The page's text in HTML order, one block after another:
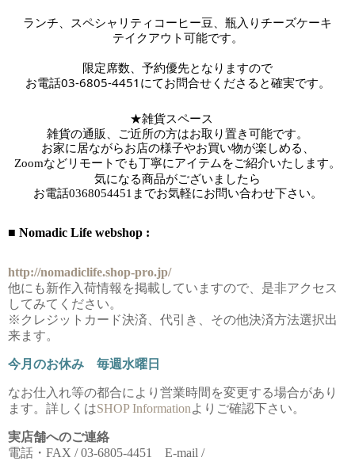
ランチ、スペシャリティコーヒー豆、瓶入りチーズケーキ
テイクアウト可能です。
限定席数、予約優先となりますので
お電話03-6805-4451にてお問合せくださると確実です。
★雑貨スペース
雑貨の通販、ご近所の方はお取り置き可能です。
お家に居ながらお店の様子やお買い物が楽しめる、
Zoomなどリモートでも丁寧にアイテムをご紹介いたします。
気になる商品がございましたら
お電話0368054451までお気軽にお問い合わせ下さい。
■ Nomadic Life webshop :
http://nomadiclife.shop-pro.jp/
他にも新作入荷情報を掲載していますので、是非アクセス
してみてください。
※クレジットカード決済、代引き、その他決済方法選択出
来ます。
今月のお休み 毎週水曜日
なお仕入れ等の都合により営業時間を変更する場合があり
ます。詳しくはSHOP Informationよりご確認下さい。
実店舗へのご連絡
電話・FAX / 03-6805-4451 E-mail /